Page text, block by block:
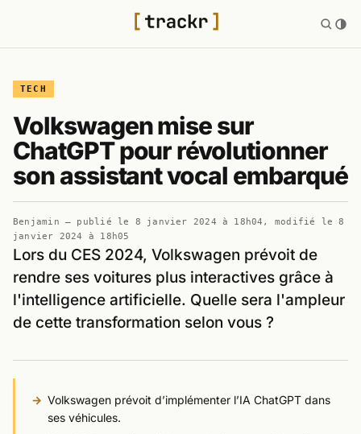
TECH
Volkswagen mise sur
ChatGPT pour révolutionner
son assistant vocal embarqué
Benjamin — publié le 8 janvier 2024 à 18h04 , modifié le8
janvier 2024 à 18h05
Lors du CES 2024, Volkswagen prévoit de
rendre ses voitures plus interactives grâce à
l'intelligence artificielle. Quelle sera l'ampleur
de cette transformation selon vous ?
Volkswagen prévoit d’implémenter l’IA ChatGPT dans
ses véhicules.